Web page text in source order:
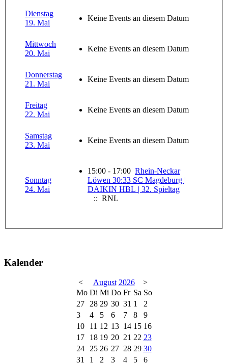
Dienstag
19. Mai
Keine Events an diesem Datum
Mittwoch
20. Mai
Keine Events an diesem Datum
Donnerstag
21. Mai
Keine Events an diesem Datum
Freitag
22. Mai
Keine Events an diesem Datum
Samstag
23. Mai
Keine Events an diesem Datum
Sonntag
24. Mai
15:00 - 17:00 Rhein-Neckar
Löwen 30:33 SC Magdeburg |
DAIKIN HBL | 32. Spieltag
:: RNL
Kalender
< August 2026
>
Mo Di Mi Do Fr Sa So
27
28 29 30 31 1
2
3
4 5 6 7 8
9
10
11 12 13 14 15 16
17
18 19 20 21 22 23
24
25 26 27 28 29 30
31
1 2 3 4 5 6